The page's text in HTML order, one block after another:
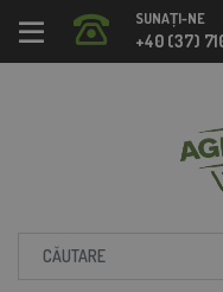
SUNAȚI-NE
+40 (37)